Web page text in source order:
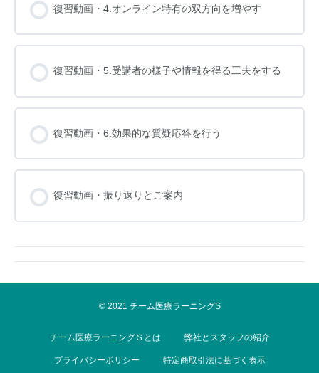
復習動画・4.オンライン特有の双方向を増やす
復習動画・5.受講者の様子や情報を得る工夫をする
復習動画・6.効果的な質疑応答を行う
復習動画・振り返りとご案内
© 2021 チーム医療ラーニングS
チーム医療ラーニングＳとは 弊社とスタッフの紹介
プライバシーポリシー 特定商取引法に基づく表示